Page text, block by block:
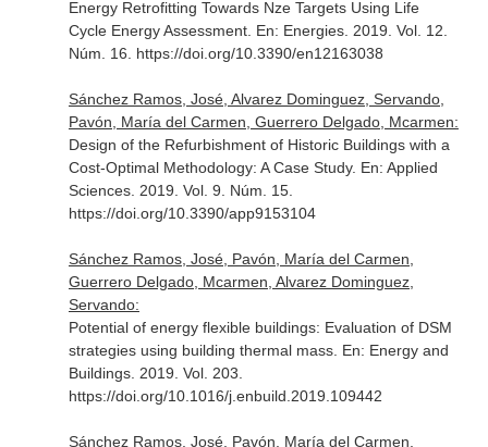
Energy Retrofitting Towards Nze Targets Using Life
Cycle Energy Assessment. En: Energies. 2019. Vol. 12.
Núm. 16. https://doi.org/10.3390/en12163038
Sánchez Ramos, José, Alvarez Dominguez, Servando,
Pavón, María del Carmen, Guerrero Delgado, Mcarmen:
Design of the Refurbishment of Historic Buildings with a
Cost-Optimal Methodology: A Case Study. En: Applied
Sciences. 2019. Vol. 9. Núm. 15.
https://doi.org/10.3390/app9153104
Sánchez Ramos, José, Pavón, María del Carmen,
Guerrero Delgado, Mcarmen, Alvarez Dominguez,
Servando:
Potential of energy flexible buildings: Evaluation of DSM
strategies using building thermal mass. En: Energy and
Buildings. 2019. Vol. 203.
https://doi.org/10.1016/j.enbuild.2019.109442
Sánchez Ramos, José, Pavón, María del Carmen,